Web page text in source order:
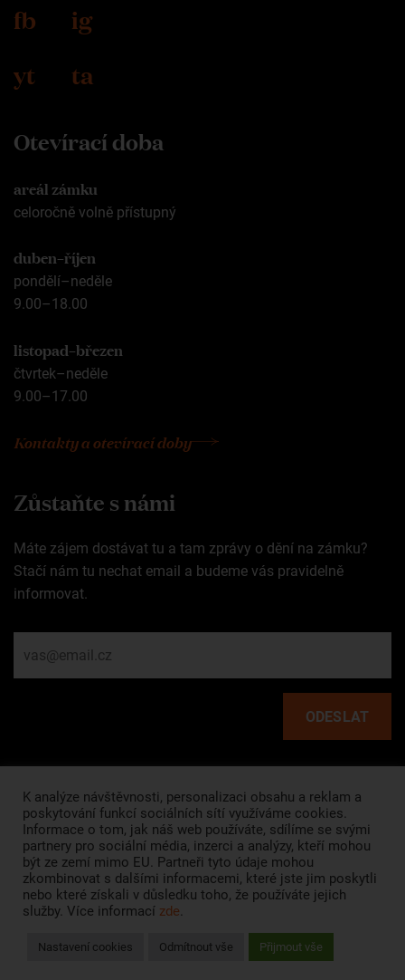
fb
ig
yt
ta
Otevírací doba
areál zámku
celoročně volně přístupný
duben–říjen
pondělí–neděle
9.00–18.00
listopad–březen
čtvrtek–neděle
9.00–17.00
Kontakty a otevírací doby
Zůstaňte s námi
Máte zájem dostávat tu a tam zprávy o dění na zámku?
Stačí nám tu nechat email a budeme vás pravidelně
informovat.
Rychlé odkazy
HLAVNÍ STRÁNKA
O NÁS
VŠEOBECNÉ OBCHODNÍ PODMÍNKY
OCHRANA SOUKROMÍ
K analýze návštěvnosti, personalizaci obsahu a reklam a
poskytování funkcí sociálních sítí využíváme cookies.
Informace o tom, jak náš web používáte, sdílíme se svými
partnery pro sociální média, inzerci a analýzy, kteří mohou
být ze zemí mimo EU. Partneři tyto údaje mohou
zkombinovat s dalšími informacemi, které jste jim poskytli
nebo které získali v důsledku toho, že používáte jejich
služby. Více informací zde.
Nastavení cookies Odmítnout vše Přijmout vše